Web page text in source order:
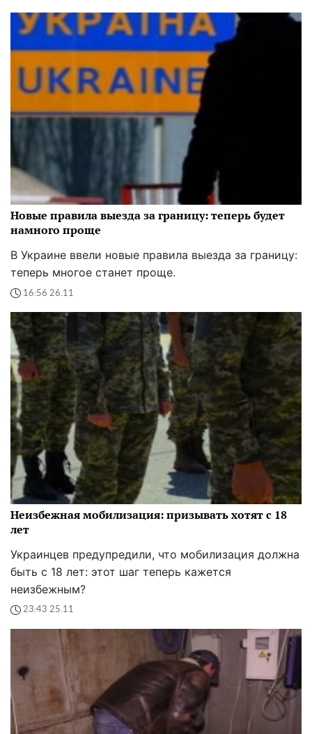
Новые правила выезда за границу: теперь будет
намного проще
В Украине ввели новые правила выезда за границу:
теперь многое станет проще.
16:56 26.11
Неизбежная мобилизация: призывать хотят с 18
лет
Украинцев предупредили, что мобилизация должна
быть с 18 лет: этот шаг теперь кажется
неизбежным?
23:43 25.11